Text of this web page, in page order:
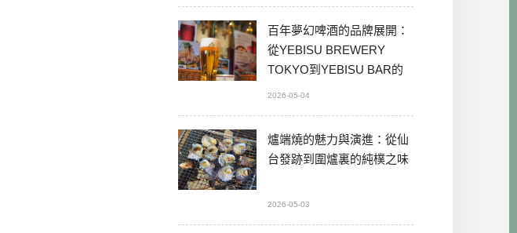
百年夢幻啤酒的品牌展開：
從YEBISU BREWERY
TOKYO到YEBISU BAR的
2026-05-04
爐端燒的魅力與演進：從仙
台發跡到圍爐裏的純樸之味
2026-05-03